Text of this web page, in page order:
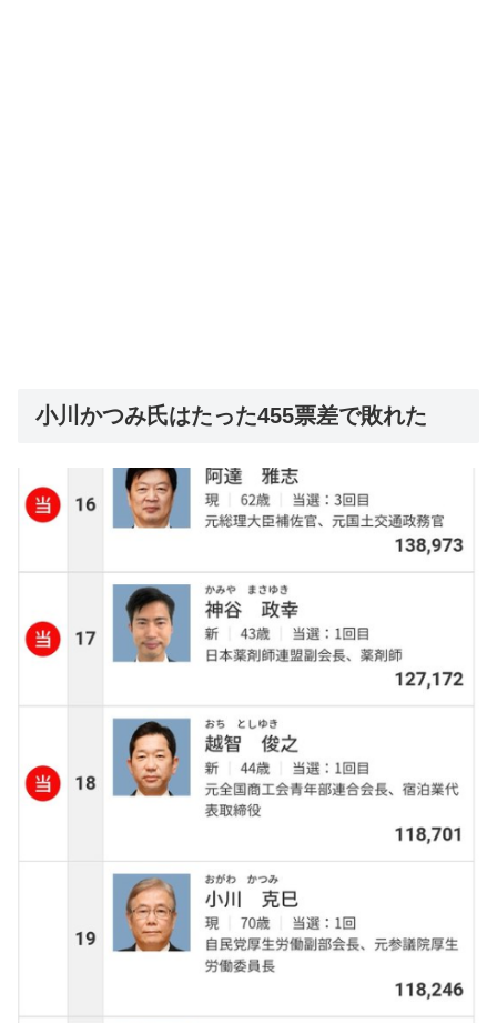
小川かつみ氏はたった455票差で敗れた